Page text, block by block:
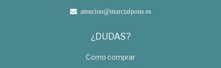
atencion@marcialpons.es
¿DUDAS?
Como comprar